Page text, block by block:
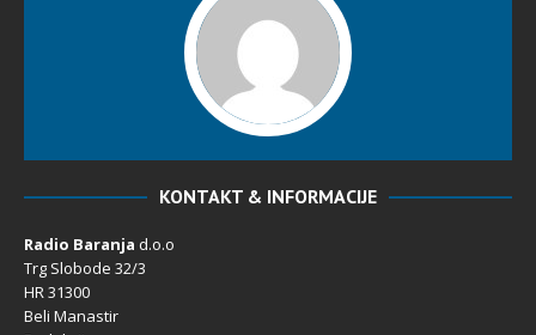
KONTAKT & INFORMACIJE
Radio Baranja d.o.o
Trg Slobode 32/3
HR 31300
Beli Manastir